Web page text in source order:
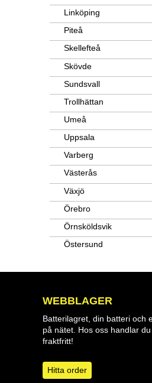
Linköping
Piteå
Skellefteå
Skövde
Sundsvall
Trollhättan
Umeå
Uppsala
Varberg
Västerås
Växjö
Örebro
Örnsköldsvik
Östersund
WEBBLAGER
Batterilagret, din batteri och
på nätet. Hos oss handlar du
fraktfritt!
Hitta order